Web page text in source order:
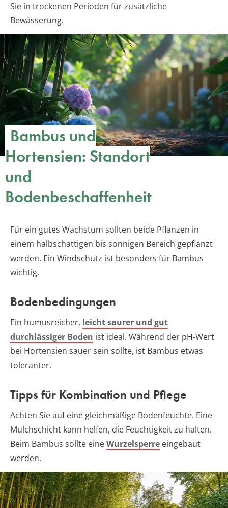
Sie in trockenen Perioden für zusätzliche
Bewässerung.
Bambus und
Hortensien: Standort
und
Bodenbeschaffenheit
Für ein gutes Wachstum sollten beide Pflanzen in
einem halbschattigen bis sonnigen Bereich gepflanzt
werden. Ein Windschutz ist besonders für Bambus
wichtig.
Bodenbedingungen
Ein humusreicher, leicht saurer und gut
durchlässiger Boden ist ideal. Während der pH-Wert
bei Hortensien sauer sein sollte, ist Bambus etwas
toleranter.
Tipps für Kombination und Pflege
Achten Sie auf eine gleichmäßige Bodenfeuchte. Eine
Mulchschicht kann helfen, die Feuchtigkeit zu halten.
Beim Bambus sollte eineWurzelsperre eingebaut
werden.